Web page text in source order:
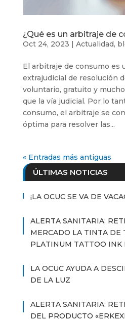
¿Qué es un arbitraje de
Oct 24, 2023 | Actualidad,
El arbitraje de consumo es
extrajudicial de resolución
voluntario, gratuito y
que la vía judicial. Por lo
consumo, el arbitraje se
óptima para resolver las...
« Entradas más antiguas
ÚLTIMAS NOTICIAS
¡LA OCUC SE VA DE
ALERTA SANITARIA:
MERCADO LA TINTA DE
PLATINUM TATTOO INK
LA OCUC AYUDA A
DE LA LUZ
ALERTA SANITARIA:
DEL PRODUCTO